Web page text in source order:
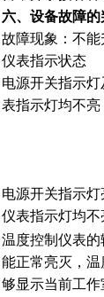
六、设备故障
故障现象：不能
仪表指示状态
电源开关指示
表指示灯均不亮
电源开关指示
仪表指示灯均不
温度控制仪表
能正常亮灭，
够显示当前工